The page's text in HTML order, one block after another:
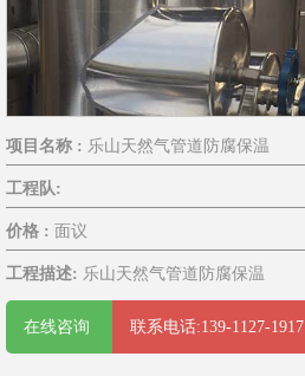
项目名称 : 乐山天然气管道防腐保温
工程队:
价格 : 面议
工程描述: 乐山天然气管道防腐保温
在线咨询 联系电话:139-1127-1917